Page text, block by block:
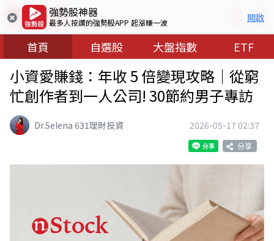
強勢股神器
最多人按讚的強勢股APP 起漲賺一波 開啟
首頁 自選股 大盤指數 ETF
小資愛賺錢：年收 5 倍變現攻略｜從窮
忙創作者到一人公司! 30節約男子專訪
Dr.Selena 631理財投資 2026-05-17 02:37
分享